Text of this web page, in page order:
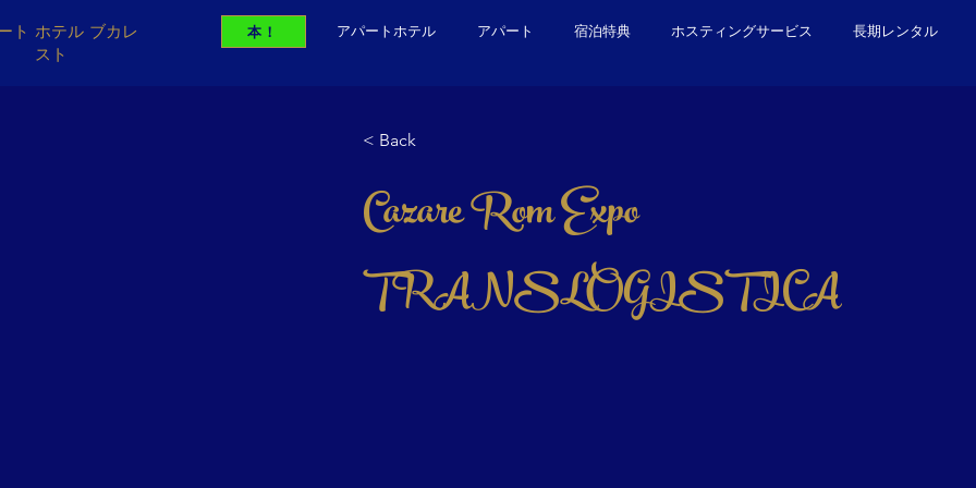
ト ホテル ブカレ
スト
本！ アパートホテル アパート 宿泊特典 ホスティングサービス 長期レンタル
< Back
Cazare Rom Expo
TRANSLOGISTICA